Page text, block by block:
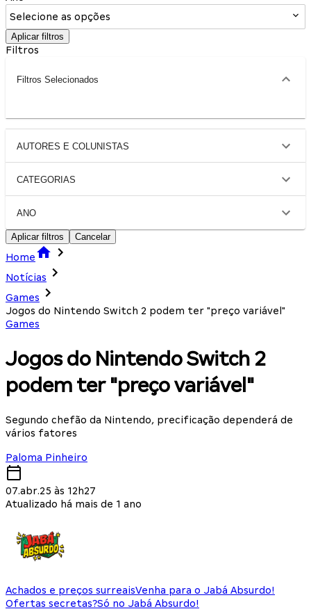
Selecione as opções
Aplicar filtros
Filtros
Filtros Selecionados
AUTORES E COLUNISTAS
CATEGORIAS
ANO
Aplicar filtros Cancelar
Home
Notícias
Games
Jogos do Nintendo Switch 2 podem ter "preço variável"
Games
Jogos do Nintendo Switch 2
podem ter "preço variável"
Segundo chefão da Nintendo, precificação dependerá de
vários fatores
Paloma Pinheiro
07.abr.25 às 12h27
Atualizado há mais de 1 ano
Achados e preços surreaisVenha para o Jabá Absurdo!
Ofertas secretas?Só no Jabá Absurdo!